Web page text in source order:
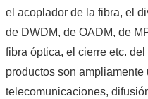
el acoplador de la fibra, el
de DWDM, de OADM, de
fibra óptica, el cierre etc.
productos son ampliamente
telecomunicaciones,